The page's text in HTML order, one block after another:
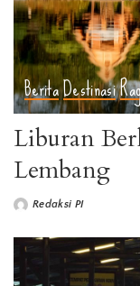
BeritaDestinasi
Liburan
Lembang
Redaksi PI